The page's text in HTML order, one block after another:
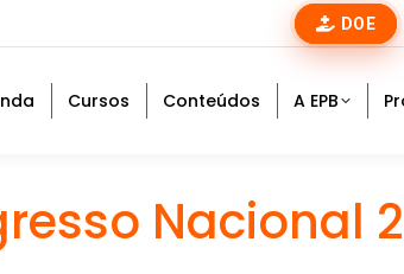
DOE
Cursos Conteúdos A EPB
Nacional